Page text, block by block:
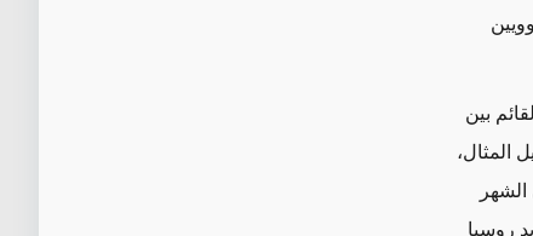
بين
المثال،
مليار دولار في الشهر
روسيا